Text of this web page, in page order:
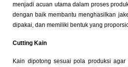
menjadi acuan utama dalam proses
dengan baik membantu menghasilkan
dipakai, dan memiliki bentuk yang
Cutting Kain
Kain dipotong sesuai pola produksi